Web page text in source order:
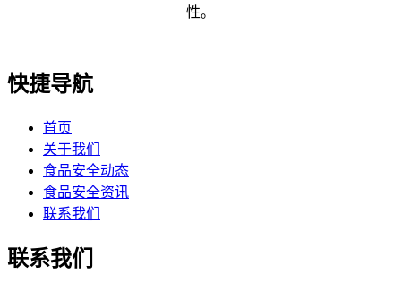
性。
快捷导航
首页
关于我们
食品安全动态
食品安全资讯
联系我们
联系我们